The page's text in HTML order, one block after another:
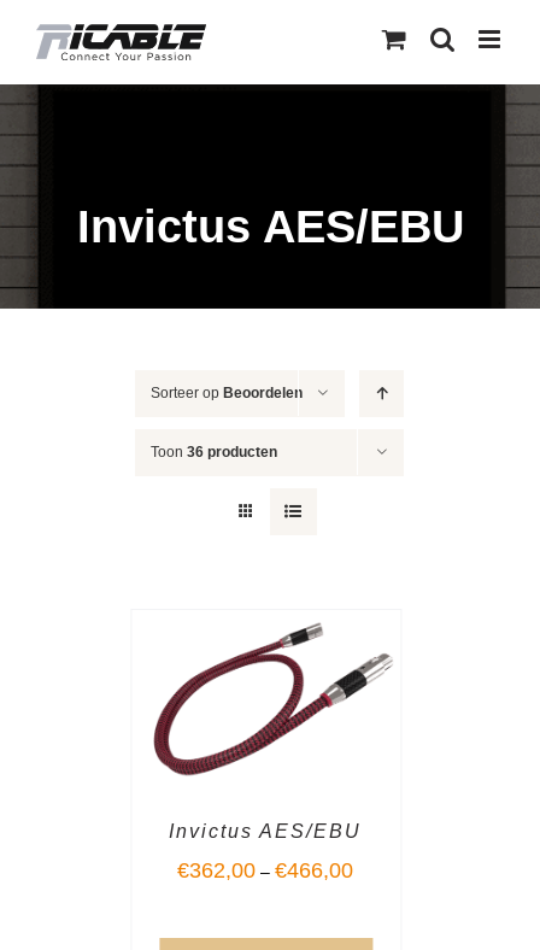
Invictus AES/EBU
Sorteer opBeoordelen
Toon36 producten
Invictus AES/EBU
€362,00 –€466,00